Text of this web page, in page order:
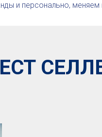
и персонально,